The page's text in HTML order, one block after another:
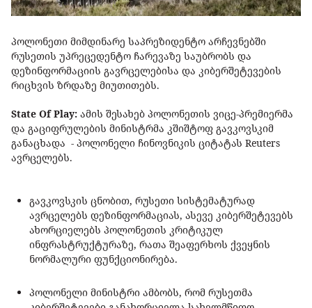
პოლონეთი მიმდინარე საპრეზიდენტო არჩევნებში
რუსეთის უპრეცედენტო ჩარევაზე საუბრობს და
დეზინფორმაციის გავრცელებისა და კიბერშეტევების
რიცხვის ზრდაზე მიუთითებს.
State Of Play: ამის შესახებ პოლონეთის ვიცე-პრემიერმა
და გაციფრულების მინისტრმა კშიშტოფ გავკოვსკიმ
განაცხადა - პოლონელი ჩინოვნიკის ციტატას Reuters
ავრცელებს.
გავკოვსკის ცნობით, რუსეთი სისტემატურად
ავრცელებს დეზინფორმაციას, ასევე კიბერშეტევებს
ახორციელებს პოლონეთის კრიტიკულ
ინფრასტრუქტურაზე, რათა შეაფერხოს ქვეყნის
ნორმალური ფუნქციონირება.
პოლონელი მინისტრი ამბობს, რომ რუსეთმა